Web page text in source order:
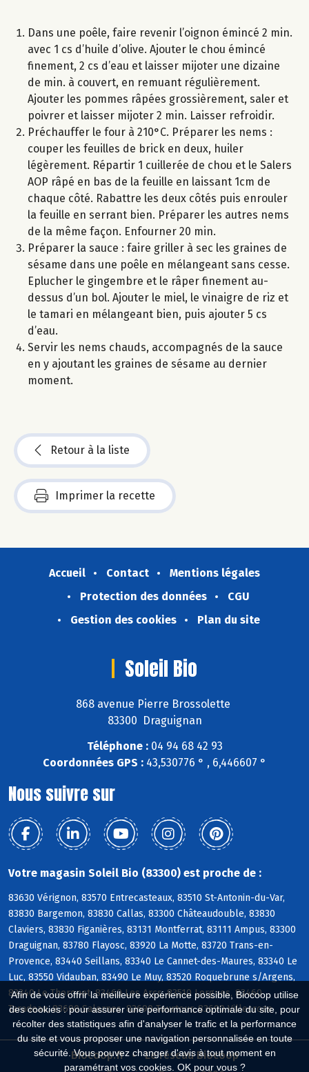
Afin de vous offrir la meilleure expérience possible, Biocoop utilise
des cookies : pour assurer une performance optimale du site, pour
récolter des statistiques afin d'analyser le trafic et la performance
du site et vous proposer une navigation personnalisée en toute
sécurité. Vous pouvez changer d'avis à tout moment en
paramétrant vos cookies. OK pour vous ?
Dans une poêle, faire revenir l’oignon émincé 2 min.
avec 1 cs d’huile d’olive. Ajouter le chou émincé
finement, 2 cs d’eau et laisser mijoter une dizaine
de min. à couvert, en remuant régulièrement.
Ajouter les pommes râpées grossièrement, saler et
poivrer et laisser mijoter 2 min. Laisser refroidir.
Préchauffer le four à 210°C. Préparer les nems :
couper les feuilles de brick en deux, huiler
légèrement. Répartir 1 cuillerée de chou et le Salers
AOP râpé en bas de la feuille en laissant 1cm de
chaque côté. Rabattre les deux côtés puis enrouler
la feuille en serrant bien. Préparer les autres nems
de la même façon. Enfourner 20 min.
Préparer la sauce : faire griller à sec les graines de
sésame dans une poêle en mélangeant sans cesse.
Eplucher le gingembre et le râper finement au-
dessus d’un bol. Ajouter le miel, le vinaigre de riz et
le tamari en mélangeant bien, puis ajouter 5 cs
d’eau.
Servir les nems chauds, accompagnés de la sauce
en y ajoutant les graines de sésame au dernier
moment.
Retour à la liste
Imprimer la recette
Accueil Contact
Mentions légales
Protection des données
CGU
Gestion des cookies
Plan du site
Soleil Bio
868 avenue Pierre Brossolette
83300 Draguignan
Téléphone :04 94 68 42 93
Coordonnées GPS : 43,530776 ° , 6,446607 °
Nous suivre sur
Votre magasin Soleil Bio (83300) est proche de :
83630 Vérignon, 83570 Entrecasteaux, 83510 St-Antonin-du-Var,
83830 Bargemon, 83830 Callas, 83300 Châteaudouble, 83830
Claviers, 83830 Figanières, 83131 Montferrat, 83111 Ampus, 83300
Draguignan, 83780 Flayosc, 83920 La Motte, 83720 Trans-en-
Provence, 83440 Seillans, 83340 Le Cannet-des-Maures, 83340 Le
Luc, 83550 Vidauban, 83490 Le Muy, 83520 Roquebrune s/Argens,
83340 Le Thoronet, 83460 Les Arcs, 83510 Lorgues, 83460
Taradeau, 83690 Salernes, 83690 Tourtour, 83690 Villecroze
Biocoop.fr
Le réseau Biocoop